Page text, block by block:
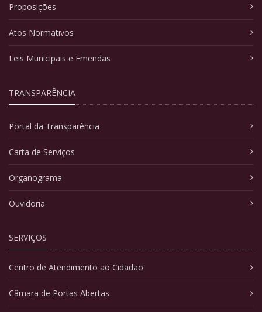
Proposições
Atos Normativos
Leis Municipais e Emendas
TRANSPARÊNCIA
Portal da Transparência
Carta de Serviços
Organograma
Ouvidoria
SERVIÇOS
Centro de Atendimento ao Cidadão
Câmara de Portas Abertas